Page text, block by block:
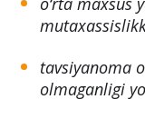
tavsiyanoma
olmaganligi